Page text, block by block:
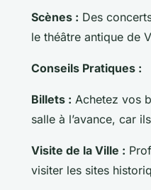
Scènes : Des
le théâtre antique de
Conseils Pratiques :
Billets : Achetez vos
salle à l’avance, car
Visite de la Ville :
visiter les sites